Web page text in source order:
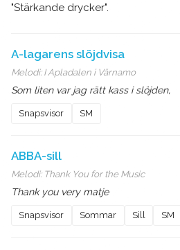
"Stärkande drycker".
A-lagarens slöjdvisa
Melodi: I Apladalen i Värnamo
Som liten var jag rätt kass i slöjden,
Snapsvisor SM
ABBA-sill
Melodi: Thank You for the Music
Thank you very matje
Snapsvisor Sommar Sill SM